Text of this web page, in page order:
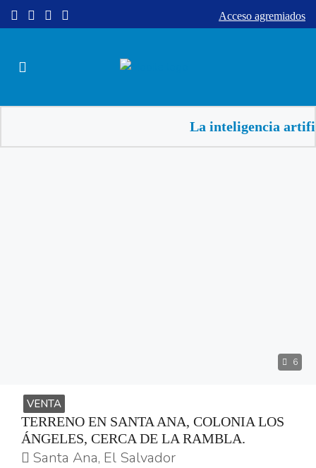
Acceso agremiados
La inteligencia artificial
6
VENTA
TERRENO EN SANTA ANA, COLONIA LOS
ÁNGELES, CERCA DE LA RAMBLA.
Santa Ana, El Salvador